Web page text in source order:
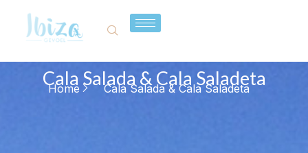
Cala Salada & Cala Saladeta
Home Cala Salada & Cala Saladeta